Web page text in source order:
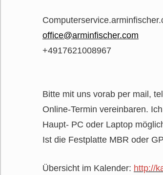
office@arminfischer.com
+4917621008967
Bitte mit uns vorab per mail,
Online-Termin vereinbaren.
Haupt- PC oder Laptop
Ist die Festplatte MBR oder
Übersicht im Kalender: http://